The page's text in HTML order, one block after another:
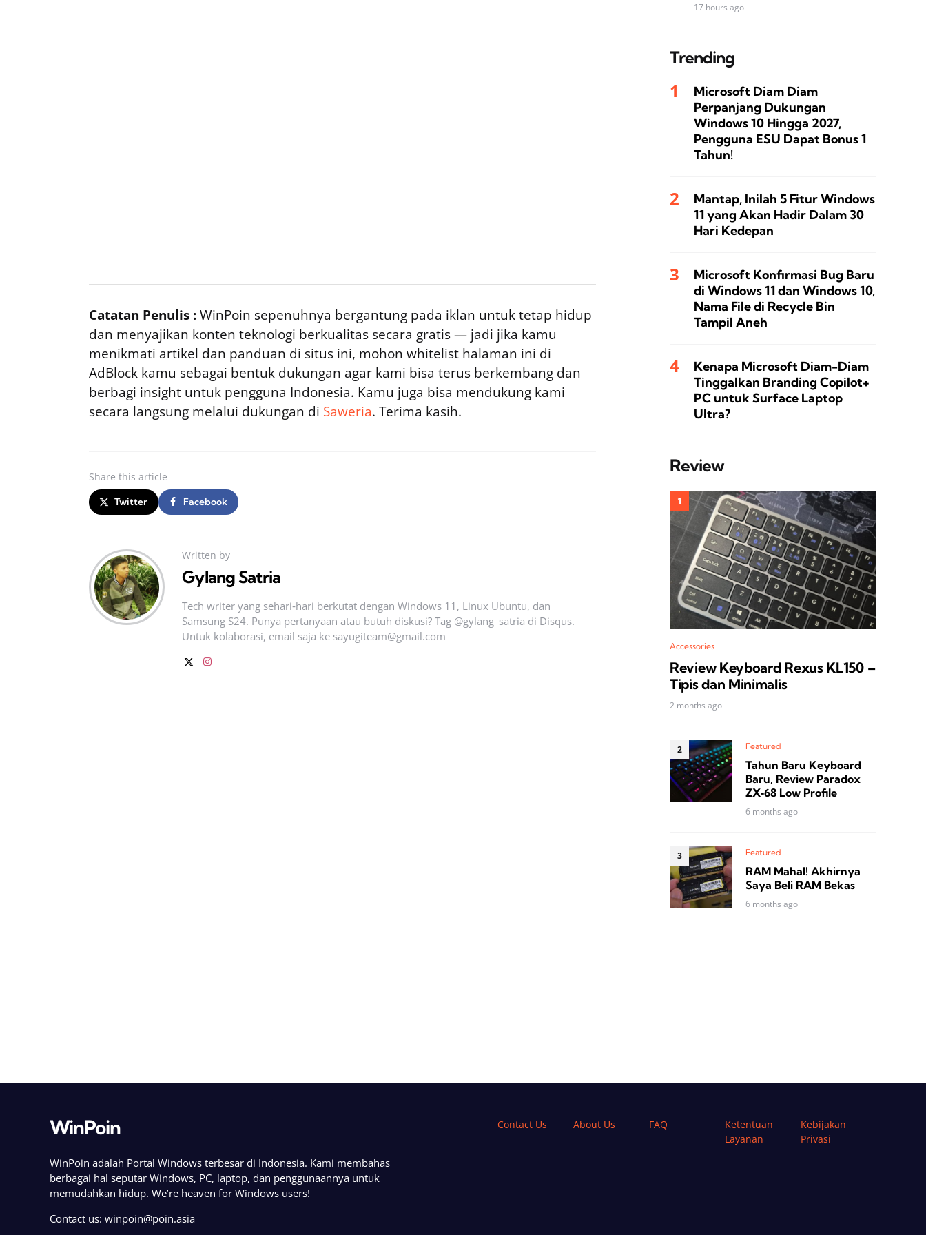
Catatan Penulis :WinPoin sepenuhnya bergantung pada iklan untuk tetap hidup
dan menyajikan konten teknologi berkualitas secara gratis — jadi jika kamu
menikmati artikel dan panduan di situs ini, mohon whitelist halaman ini di
AdBlock kamu sebagai bentuk dukungan agar kami bisa terus berkembang dan
berbagi insight untuk pengguna Indonesia. Kamu juga bisa mendukung kami
secara langsung melalui dukungan di Saweria. Terima kasih.
Share this article
Twitter Facebook
Written by
Gylang Satria
Tech writer yang sehari‑hari berkutat dengan Windows 11, Linux Ubuntu, dan
Samsung S24. Punya pertanyaan atau butuh diskusi? Tag @gylang_satria di Disqus.
Untuk kolaborasi, email saja ke sayugiteam@gmail.com
17 hours ago
Trending
Microsoft Diam Diam
Perpanjang Dukungan
Windows 10 Hingga 2027,
Pengguna ESU Dapat Bonus 1
Tahun!
Mantap, Inilah 5 Fitur Windows
11 yang Akan Hadir Dalam 30
Hari Kedepan
Microsoft Konfirmasi Bug Baru
di Windows 11 dan Windows 10,
Nama File di Recycle Bin
Tampil Aneh
Kenapa Microsoft Diam-Diam
Tinggalkan Branding Copilot+
PC untuk Surface Laptop
Ultra?
Review
Accessories
Review Keyboard Rexus KL150 –
Tipis dan Minimalis
2 months ago
Featured
Tahun Baru Keyboard
Baru, Review Paradox
ZX‑68 Low Profile
6 months ago
Featured
RAM Mahal! Akhirnya
Saya Beli RAM Bekas
6 months ago
WinPoin
WinPoin adalah Portal Windows terbesar di Indonesia. Kami membahas
berbagai hal seputar Windows, PC, laptop, dan penggunaannya untuk
memudahkan hidup. We’re heaven for Windows users!
Contact us: winpoin@poin.asia
Contact Us About Us FAQ
Ketentuan
Layanan
Kebijakan
Privasi